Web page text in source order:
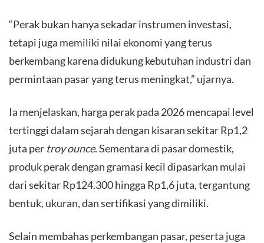
​“Perak bukan hanya sekadar instrumen investasi,
tetapi juga memiliki nilai ekonomi yang terus
berkembang karena didukung kebutuhan industri dan
permintaan pasar yang terus meningkat,” ujarnya.
​Ia menjelaskan, harga perak pada 2026 mencapai level
tertinggi dalam sejarah dengan kisaran sekitar Rp1,2
juta per troy ounce. Sementara di pasar domestik,
produk perak dengan gramasi kecil dipasarkan mulai
dari sekitar Rp124.300 hingga Rp1,6 juta, tergantung
bentuk, ukuran, dan sertifikasi yang dimiliki.
​Selain membahas perkembangan pasar, peserta juga